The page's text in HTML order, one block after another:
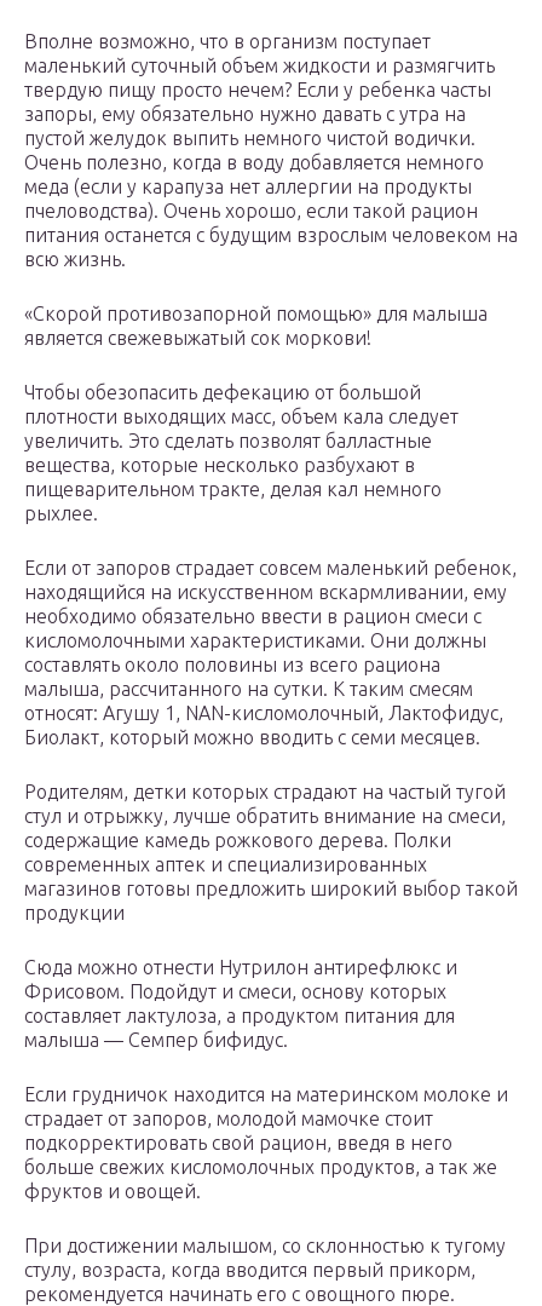
Вполне возможно, что в организм поступает
маленький суточный объем жидкости и размягчить
твердую пищу просто нечем? Если у ребенка часты
запоры, ему обязательно нужно давать с утра на
пустой желудок выпить немного чистой водички.
Очень полезно, когда в воду добавляется немного
меда (если у карапуза нет аллергии на продукты
пчеловодства). Очень хорошо, если такой рацион
питания останется с будущим взрослым человеком на
всю жизнь.
«Скорой противозапорной помощью» для малыша
является свежевыжатый сок моркови!
Чтобы обезопасить дефекацию от большой
плотности выходящих масс, объем кала следует
увеличить. Это сделать позволят балластные
вещества, которые несколько разбухают в
пищеварительном тракте, делая кал немного
рыхлее.
Если от запоров страдает совсем маленький ребенок,
находящийся на искусственном вскармливании, ему
необходимо обязательно ввести в рацион смеси с
кисломолочными характеристиками. Они должны
составлять около половины из всего рациона
малыша, рассчитанного на сутки. К таким смесям
относят: Агушу 1, NAN-кисломолочный, Лактофидус,
Биолакт, который можно вводить с семи месяцев.
Родителям, детки которых страдают на частый тугой
стул и отрыжку, лучше обратить внимание на смеси,
содержащие камедь рожкового дерева. Полки
современных аптек и специализированных
магазинов готовы предложить широкий выбор такой
продукции
Сюда можно отнести Нутрилон антирефлюкс и
Фрисовом. Подойдут и смеси, основу которых
составляет лактулоза, а продуктом питания для
малыша — Семпер бифидус.
Если грудничок находится на материнском молоке и
страдает от запоров, молодой мамочке стоит
подкорректировать свой рацион, введя в него
больше свежих кисломолочных продуктов, а так же
фруктов и овощей.
При достижении малышом, со склонностью к тугому
стулу, возраста, когда вводится первый прикорм,
рекомендуется начинать его с овощного пюре.